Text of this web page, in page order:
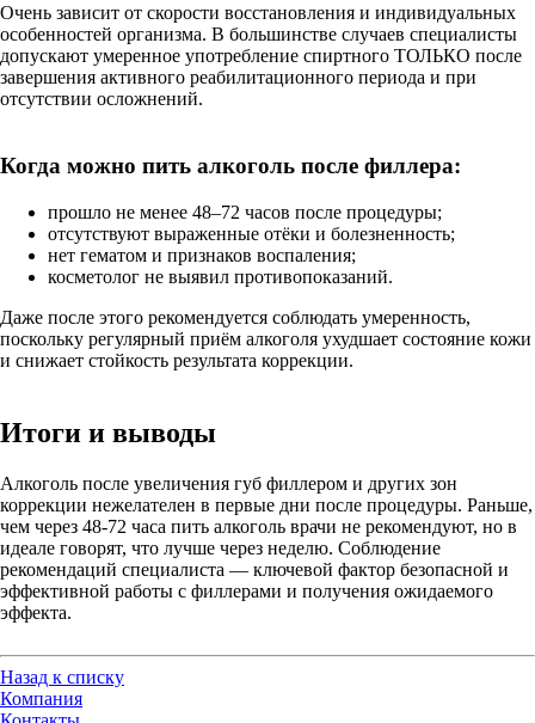
Очень зависит от скорости восстановления и индивидуальных
особенностей организма. В большинстве случаев специалисты
допускают умеренное употребление спиртного ТОЛЬКО после
завершения активного реабилитационного периода и при
отсутствии осложнений.
Когда можно пить алкоголь после филлера:
прошло не менее 48–72 часов после процедуры;
отсутствуют выраженные отёки и болезненность;
нет гематом и признаков воспаления;
косметолог не выявил противопоказаний.
Даже после этого рекомендуется соблюдать умеренность,
поскольку регулярный приём алкоголя ухудшает состояние кожи
и снижает стойкость результата коррекции.
Итоги и выводы
Алкоголь после увеличения губ филлером и других зон
коррекции нежелателен в первые дни после процедуры. Раньше,
чем через 48-72 часа пить алкоголь врачи не рекомендуют, но в
идеале говорят, что лучше через неделю. Соблюдение
рекомендаций специалиста — ключевой фактор безопасной и
эффективной работы с филлерами и получения ожидаемого
эффекта.
Назад к списку
Компания